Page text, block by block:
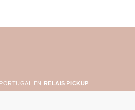
EN RELAIS PICKUP